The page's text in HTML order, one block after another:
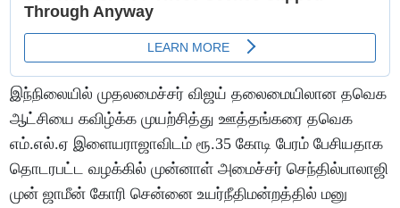
இந்நிலையில் முதலமைச்சர் விஜய் தலைமையிலான தவெக
ஆட்சியை கவிழ்க்க முயற்சித்து ஊத்தங்கரை தவெக
எம்.எல்.ஏ இளையராஜாவிடம் ரூ.35 கோடி பேரம் பேசியதாக
தொடரபட்ட வழக்கில் முன்னாள் அமைச்சர் செந்தில்பாலாஜி
முன் ஜாமீன் கோரி சென்னை உயர்நீதிமன்றத்தில் மனு